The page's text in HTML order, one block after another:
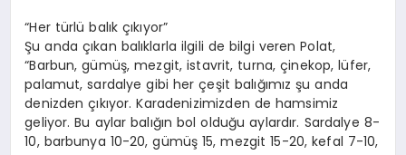
“Her türlü balık çıkıyor”
Şu anda çıkan balıklarla ilgili de bilgi veren Polat,
“Barbun, gümüş, mezgit, istavrit, turna, çinekop, lüfer,
palamut, sardalye gibi her çeşit balığımız şu anda
denizden çıkıyor. Karadenizimizden de hamsimiz
geliyor. Bu aylar balığın bol olduğu aylardır. Sardalye 8-
10, barbunya 10-20, gümüş 15, mezgit 15-20, kefal 7-10,